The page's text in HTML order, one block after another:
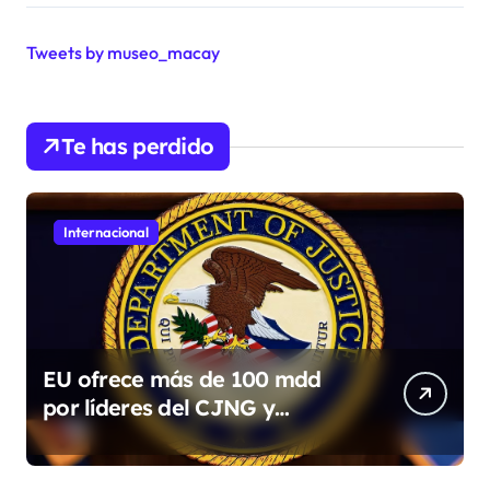
Tweets by museo_macay
Te has perdido
Internacional
EU ofrece más de 100 mdd
por líderes del CJNG y
presenta nuevos cargos